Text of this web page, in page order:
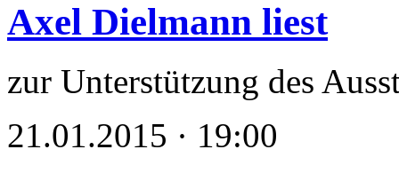
Axel Dielmann liest
zur Unterstützung des
21.01.2015 · 19:00